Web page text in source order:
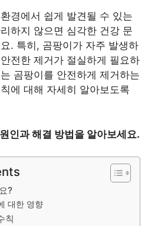
경에서 쉽게 발견될 수 있는
하지 않으면 심각한 건강 문
. 특히, 곰팡이가 자주 발생하
전한 제거가 절실하게 필요하
곰팡이를 안전하게 제거하는
에 대해 자세히 알아보도록
인과 해결 방법을 알아보세요.
?
대한 영향
칙